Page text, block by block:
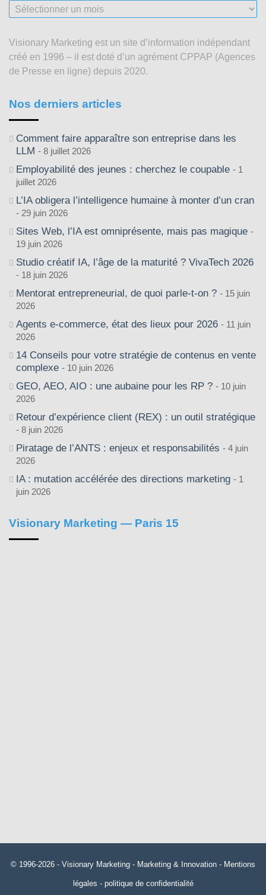
Nos
articles
2003
Visionary Marketing est un site d’information indépendant
créé en 1996 – il est doté d’un agrément CPPAP (Agences
de Presse en ligne) depuis 2020.
Nos derniers articles
Comment faire apparaître son entreprise dans les
LLM
8 juillet 2026
Employabilité des jeunes : cherchez le coupable
1
juillet 2026
L’IA obligera l’intelligence humaine à monter d’un cran
29 juin 2026
Sites Web, l’IA est omniprésente, mais pas magique
19 juin 2026
Studio créatif IA, l’âge de la maturité ? VivaTech 2026
18 juin 2026
Mentorat entrepreneurial, de quoi parle-t-on ?
15 juin
2026
Agents e-commerce, état des lieux pour 2026
11 juin
2026
14 Conseils pour votre stratégie de contenus en vente
complexe
10 juin 2026
GEO, AEO, AIO : une aubaine pour les RP ?
10 juin
2026
Retour d’expérience client (REX) : un outil stratégique
8 juin 2026
Piratage de l’ANTS : enjeux et responsabilités
4 juin
2026
IA : mutation accélérée des directions marketing
1
juin 2026
Visionary Marketing — Paris 15
© 1996-2026 - Visionary Marketing - Marketing & Innovation - Mentions
légales - politique de confidentialité